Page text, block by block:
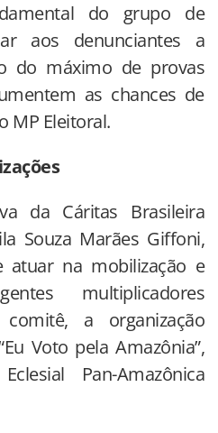
do grupo de
aos denunciantes a
do máximo de provas
as chances de
MP Eleitoral.
da Cáritas Brasileira
Souza Marães Giffoni,
atuar na mobilização e
multiplicadores
a organização
Voto pela Amazônia”,
Pan-Amazônica